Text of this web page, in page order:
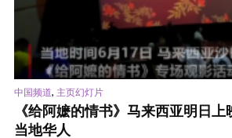
中国频道, 主页幻灯片
《给阿嬷的情书》马来西亚明日
当地华人